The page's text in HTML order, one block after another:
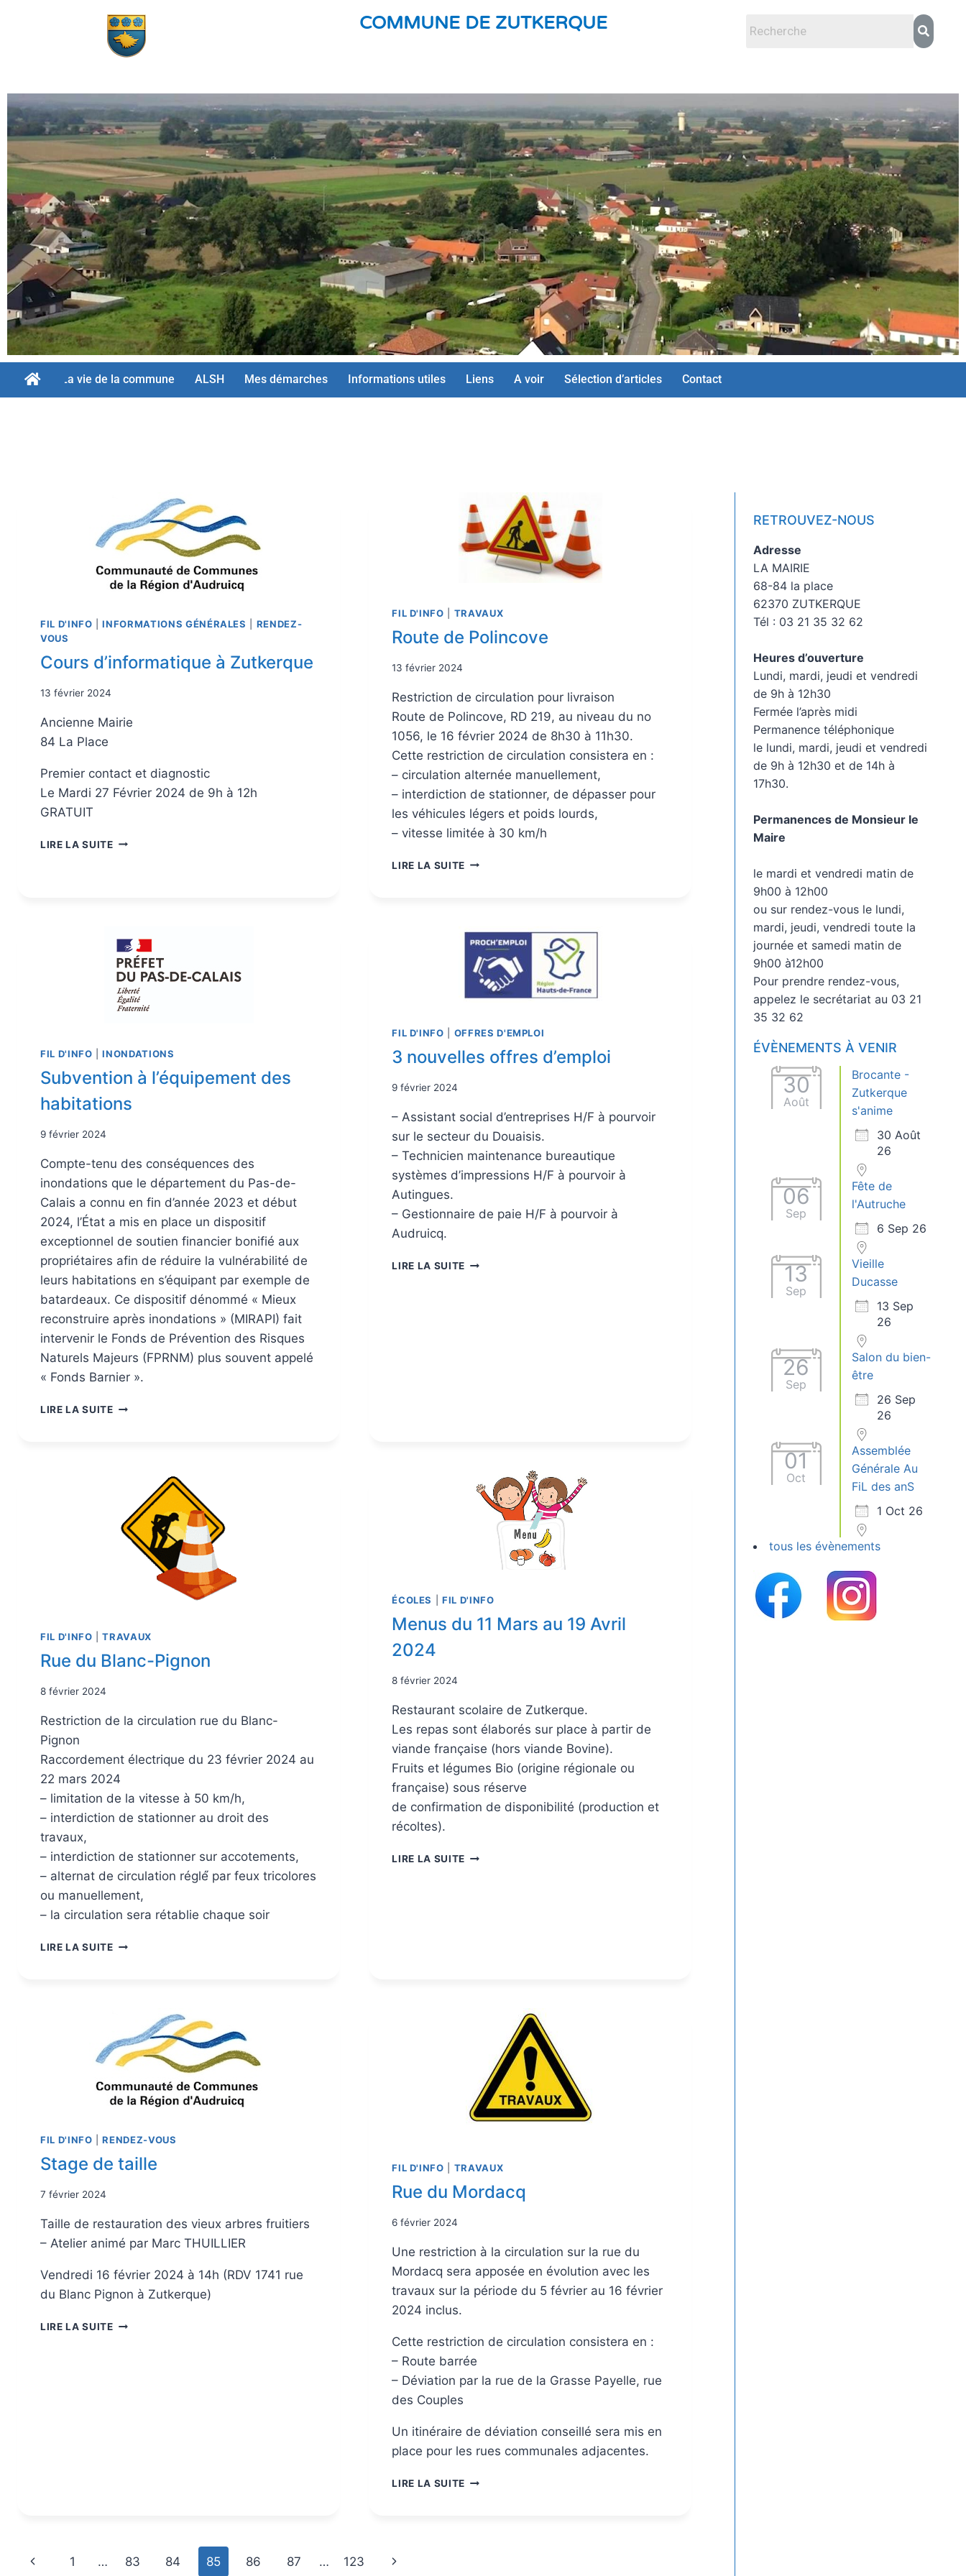
COMMUNE DE ZUTKERQUE
La vie de la commune ALSH Mes démarches Informations utiles Liens A voir Sélection d’articles Contact
FIL D'INFO |INFORMATIONS GÉNÉRALES
RENDEZ-
VOUS
Cours d’informatique à Zutkerque
13 février 2024
Ancienne Mairie
84 La Place
Premier contact et diagnostic
Le Mardi 27 Février 2024 de 9h à 12h
GRATUIT
LIRE LA SUITE
FIL D'INFO TRAVAUX
Route de Polincove
13 février 2024
Restriction de circulation pour livraison
Route de Polincove, RD 219, au niveau du no
1056, le 16 février 2024 de 8h30 à 11h30.
Cette restriction de circulation consistera en :
– circulation alternée manuellement,
– interdiction de stationner, de dépasser pour
les véhicules légers et poids lourds,
– vitesse limitée à 30 km/h
LIRE LA SUITE
FIL D'INFO |INONDATIONS
Subvention à l’équipement des
habitations
9 février 2024
Compte-tenu des conséquences des
inondations que le département du Pas-de-
Calais a connu en fin d’année 2023 et début
2024, l’État a mis en place un dispositif
exceptionnel de soutien financier bonifié aux
propriétaires afin de réduire la vulnérabilité de
leurs habitations en s’équipant par exemple de
batardeaux. Ce dispositif dénommé « Mieux
reconstruire après inondations » (MIRAPI) fait
intervenir le Fonds de Prévention des Risques
Naturels Majeurs (FPRNM) plus souvent appelé
« Fonds Barnier ».
LIRE LA SUITE
FIL D'INFO OFFRES D'EMPLOI
3 nouvelles offres d’emploi
9 février 2024
– Assistant social d’entreprises H/F à pourvoir
sur le secteur du Douaisis.
– Technicien maintenance bureautique
systèmes d’impressions H/F à pourvoir à
Autingues.
– Gestionnaire de paie H/F à pourvoir à
Audruicq.
LIRE LA SUITE
FIL D'INFO |TRAVAUX
Rue du Blanc-Pignon
8 février 2024
Restriction de la circulation rue du Blanc-
Pignon
Raccordement électrique du 23 février 2024 au
22 mars 2024
– limitation de la vitesse à 50 km/h,
– interdiction de stationner au droit des
travaux,
– interdiction de stationner sur accotements,
– alternat de circulation réglé́ par feux tricolores
ou manuellement,
– la circulation sera rétablie chaque soir
LIRE LA SUITE
ÉCOLES |FIL D'INFO
Menus du 11 Mars au 19 Avril
2024
8 février 2024
Restaurant scolaire de Zutkerque.
Les repas sont élaborés sur place à partir de
viande française (hors viande Bovine).
Fruits et légumes Bio (origine régionale ou
française) sous réserve
de confirmation de disponibilité (production et
récoltes).
LIRE LA SUITE
FIL D'INFO |RENDEZ-VOUS
Stage de taille
7 février 2024
Taille de restauration des vieux arbres fruitiers
– Atelier animé par Marc THUILLIER
Vendredi 16 février 2024 à 14h (RDV 1741 rue
du Blanc Pignon à Zutkerque)
LIRE LA SUITE
FIL D'INFO TRAVAUX
Rue du Mordacq
6 février 2024
Une restriction à la circulation sur la rue du
Mordacq sera apposée en évolution avec les
travaux sur la période du 5 février au 16 février
2024 inclus.
Cette restriction de circulation consistera en :
– Route barrée
– Déviation par la rue de la Grasse Payelle, rue
des Couples
Un itinéraire de déviation conseillé sera mis en
place pour les rues communales adjacentes.
LIRE LA SUITE
1 … 83 84 85 86 87 … 123
RETROUVEZ-NOUS
Adresse
LA MAIRIE
68-84 la place
62370 ZUTKERQUE
Tél : 03 21 35 32 62
Heures d’ouverture
Lundi, mardi, jeudi et vendredi
de 9h à 12h30
Fermée l’après midi
Permanence téléphonique
le lundi, mardi, jeudi et vendredi
de 9h à 12h30 et de 14h à
17h30.
Permanences de Monsieur le
Maire
le mardi et vendredi matin de
9h00 à 12h00
ou sur rendez-vous le lundi,
mardi, jeudi, vendredi toute la
journée et samedi matin de
9h00 à12h00
Pour prendre rendez-vous,
appelez le secrétariat au 03 21
35 32 62
ÉVÈNEMENTS À VENIR
30
Août
Brocante -
Zutkerque
s'anime
30 Août
26
06
Sep
Fête de
l'Autruche
6 Sep 26
13
Sep
Vieille
Ducasse
13 Sep
26
26
Sep
Salon du bien-
être
26 Sep
26
01
Oct
Assemblée
Générale Au
FiL des anS
1 Oct 26
tous les évènements